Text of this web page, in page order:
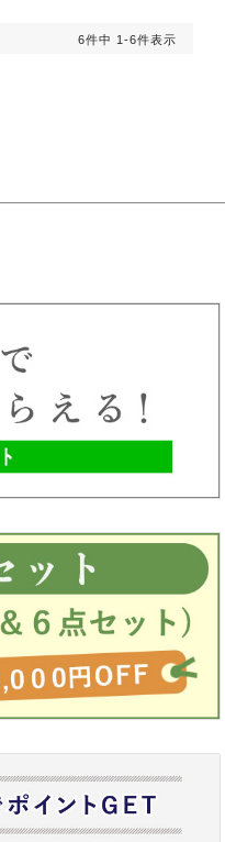
6件中 1 -6件表示